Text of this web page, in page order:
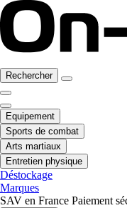
Rechercher
Equipement
Sports de combat
Arts martiaux
Entretien physique
Déstockage
Marques
SAV en France Paiement